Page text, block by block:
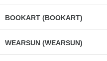
BOOKART (BOOKART)
WEARSUN (WEARSUN)